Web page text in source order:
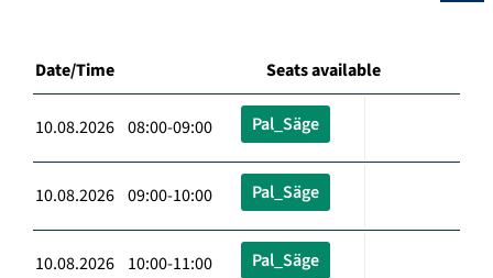
Date/Time Seats available
10.08.2026 08:00-09:00 Pal_Säge
10.08.2026 09:00-10:00 Pal_Säge
10.08.2026 10:00-11:00 Pal_Säge